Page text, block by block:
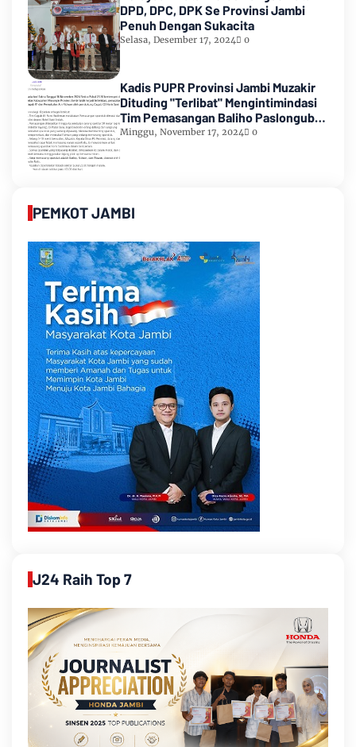
DPD, DPC, DPK Se Provinsi Jambi
Penuh Dengan Sukacita
Selasa, Desember 17, 2024 0
Kadis PUPR Provinsi Jambi Muzakir
Dituding "Terlibat" Mengintimindasi
Tim Pemasangan Baliho Paslongub
Romi-Sudirman
Minggu, November 17, 2024 0
PEMKOT JAMBI
J24 Raih Top 7